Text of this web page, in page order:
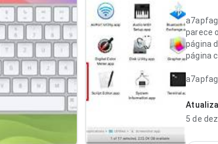
parece
página
página
decidir
5 de